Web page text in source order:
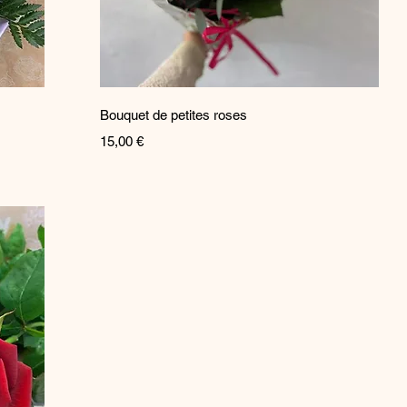
Aperçu rapide
Bouquet de petites roses
Prix
15,00 €